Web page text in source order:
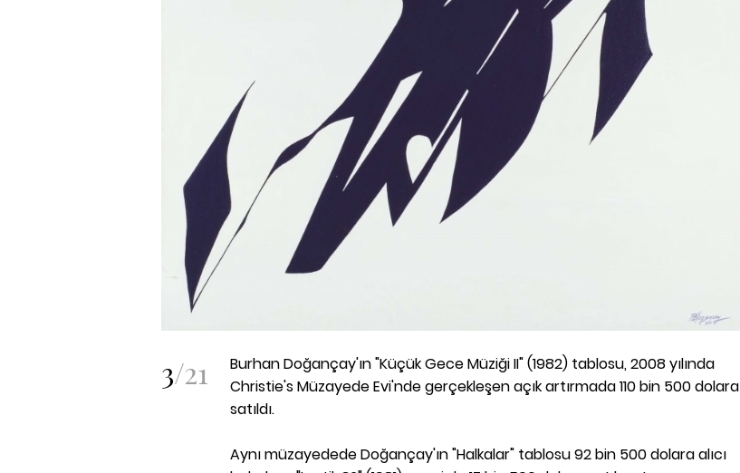
3/21
Burhan Doğançay'ın "Küçük Gece Müziği II" (1982) tablosu, 2008 yılında
Christie's Müzayede Evi'nde gerçekleşen açık artırmada 110 bin 500 dolara
satıldı.
Aynı müzayedede Doğançay'ın "Halkalar" tablosu 92 bin 500 dolara alıcı